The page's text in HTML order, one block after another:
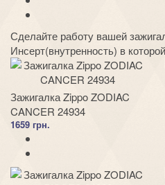
Сделайте работу вашей
Инсерт(внутренность) в
Зажигалка Zippo ZODIAC
CANCER 24934
1659 грн.